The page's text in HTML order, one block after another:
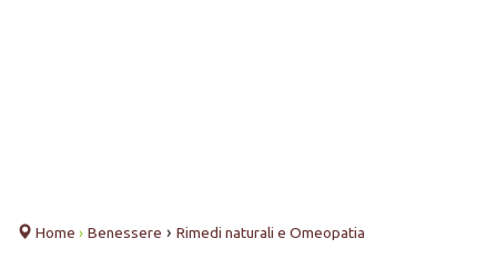
Home › Benessere › Rimedi naturali e Omeopatia